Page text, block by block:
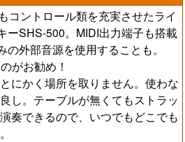
コントロール類を充実させたライ
ーSHS-500。MIDI出力端子も搭載
の外部音源を使用することも。
がお勧め！
にかく場所を取りません。使わな
し。テーブルが無くてもストラッ
奏できるので、いつでもどこでも